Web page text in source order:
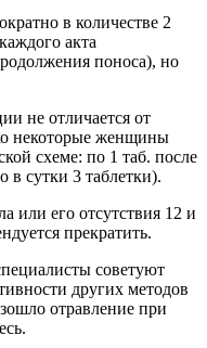
в количестве 2
акта
поноса), но
не отличается от
некоторые женщины
схеме: по 1 таб. после
в сутки 3 таблетки).
или его отсутствия 12 и
прекратить.
советуют
других методов
отравление при